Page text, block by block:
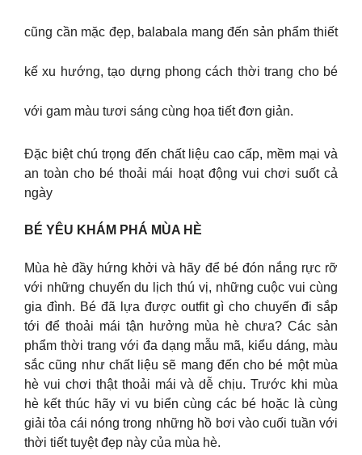
cũng cần mặc đẹp, balabala mang đến sản phẩm thiết
kế xu hướng, tạo dựng phong cách thời trang cho bé
với gam màu tươi sáng cùng họa tiết đơn giản.
Đặc biệt chú trọng đến chất liệu cao cấp, mềm mại và
an toàn cho bé thoải mái hoạt động vui chơi suốt cả
ngày
BÉ YÊU KHÁM PHÁ MÙA HÈ
Mùa hè đầy hứng khởi và hãy để bé đón nắng rực rỡ
với những chuyến du lịch thú vị, những cuộc vui cùng
gia đình. Bé đã lựa được outfit gì cho chuyến đi sắp
tới để thoải mái tận hưởng mùa hè chưa? Các sản
phẩm thời trang với đa dạng mẫu mã, kiểu dáng, màu
sắc cũng như chất liệu sẽ mang đến cho bé một mùa
hè vui chơi thật thoải mái và dễ chịu. Trước khi mùa
hè kết thúc hãy vi vu biển cùng các bé hoặc là cùng
giải tỏa cái nóng trong những hồ bơi vào cuối tuần với
thời tiết tuyệt đẹp này của mùa hè.